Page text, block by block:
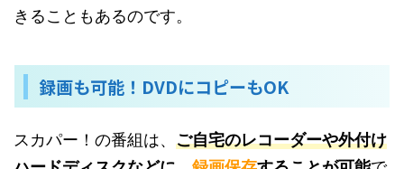
きることもあるのです。
録画も可能！DVDにコピーもOK
スカパー！の番組は、 ご自宅のレコーダーや外付け